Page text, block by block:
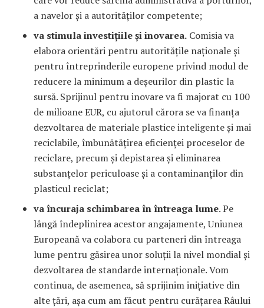
a navelor și a autorităților competente;
va stimula investițiile și inovarea. Comisia va
elabora orientări pentru autoritățile naționale și
pentru întreprinderile europene privind modul de
reducere la minimum a deșeurilor din plastic la
sursă. Sprijinul pentru inovare va fi majorat cu 100
de milioane EUR, cu ajutorul cărora se va finanța
dezvoltarea de materiale plastice inteligente și mai
reciclabile, îmbunătățirea eficienței proceselor de
reciclare, precum și depistarea și eliminarea
substanțelor periculoase și a contaminanților din
plasticul reciclat;
va încuraja schimbarea în întreaga lume. Pe
lângă îndeplinirea acestor angajamente, Uniunea
Europeană va colabora cu parteneri din întreaga
lume pentru găsirea unor soluții la nivel mondial și
dezvoltarea de standarde internaționale. Vom
continua, de asemenea, să sprijinim inițiative din
alte țări, așa cum am făcut pentru curățarea Râului